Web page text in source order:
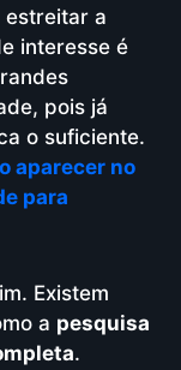
estreitar a
interesse é
pois já
o suficiente.
aparecer no
para
Existem
a pesquisa
.